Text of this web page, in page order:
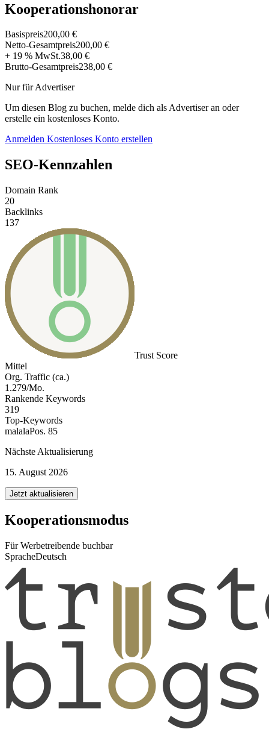
Kooperationshonorar
Basispreis200,00 €
Netto-Gesamtpreis200,00 €
+ 19 % MwSt.38,00 €
Brutto-Gesamtpreis238,00 €
Nur für Advertiser
Um diesen Blog zu buchen, melde dich als Advertiser an oder
erstelle ein kostenloses Konto.
Anmelden Kostenloses Konto erstellen
SEO-Kennzahlen
Domain Rank
20
Backlinks
137
Trust Score
Mittel
Org. Traffic (ca.)
1.279/Mo.
Rankende Keywords
319
Top-Keywords
malalaPos. 85
Nächste Aktualisierung
15. August 2026
Jetzt aktualisieren
Kooperationsmodus
Für Werbetreibende buchbar
SpracheDeutsch